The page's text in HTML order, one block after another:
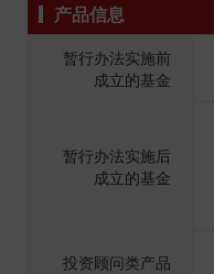
产品信息
暂行办法实施前
成立的基金
暂行办法实施后
成立的基金
投资顾问类产品